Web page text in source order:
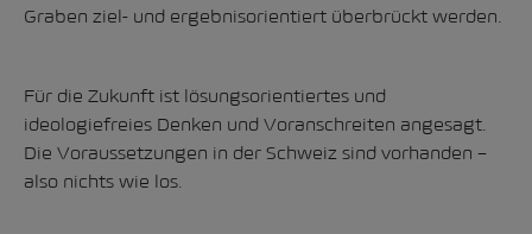
Graben ziel- und ergebnisorientiert überbrückt werden.
Für die Zukunft ist lösungsorientiertes und
ideologiefreies Denken und Voranschreiten angesagt.
Die Voraussetzungen in der Schweiz sind vorhanden –
also nichts wie los.